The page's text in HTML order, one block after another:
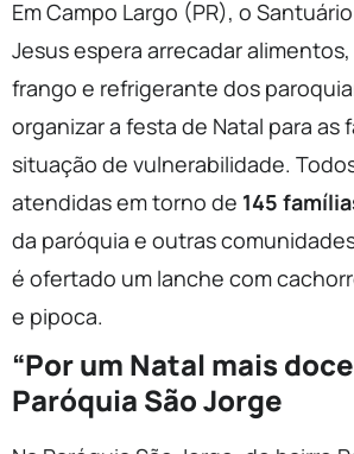
Em Campo Largo (PR), o
Jesus espera arrecadar
frango e refrigerante dos
organizar a festa de Natal para as
situação de vulnerabilidade.
atendidas em torno de 145
da paróquia e outras
é ofertado um lanche com
e pipoca.
“Por um Natal mais
Paróquia São Jorge